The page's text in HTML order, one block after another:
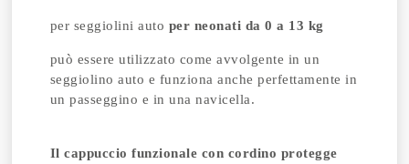
per seggiolini auto per neonati da 0 a 13 kg
può essere utilizzato come avvolgente in un
seggiolino auto e funziona anche perfettamente in
un passeggino e in una navicella.
Il cappuccio funzionale con cordino protegge